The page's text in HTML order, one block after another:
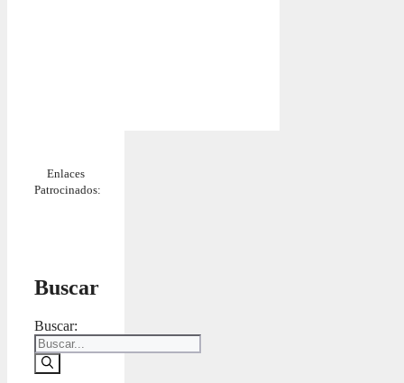
Enlaces
Patrocinados:
Buscar
Buscar: